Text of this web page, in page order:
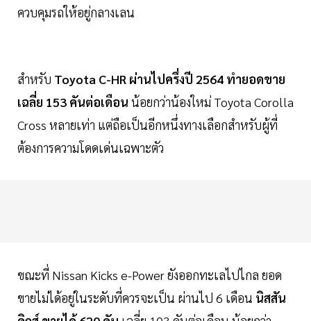
ควบคุมรถให้อยู่กลางเลน
สำหรับ Toyota C-HR ผ่านไปครึ่งปี 2564 ทำยอดขาย
เฉลี่ย 153 คันต่อเดือน น้อยกว่าน้องใหม่ Toyota Corolla
Cross หลายเท่า แต่ถือเป็นอีกหนึ่งทางเลือกสำหรับผู้ที่
ต้องการความโดดเด่นเฉพาะตัว
ขณะที่ Nissan Kicks e-Power ยังออกทะเลไปไกล ยอด
ขายไม่ได้อยู่ในระดับที่ควรจะเป็น ผ่านไป 6 เดือน นิสสัน